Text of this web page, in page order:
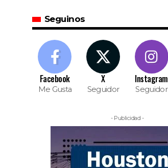
Seguinos
Facebook
Me Gusta
X
Seguidor
Instagram
Seguidor
- Publicidad -